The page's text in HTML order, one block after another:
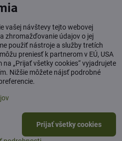
Levice
Copyright
vašej návštevy tejto webovej
zhromažďovanie údajov o jej
použiť nástroje a služby tretích
preniesť k partnerom v EÚ, USA
„Prijať všetky cookies“ vyjadrujete
Nižšie môžete nájsť podrobné
Prijať všetky cookies